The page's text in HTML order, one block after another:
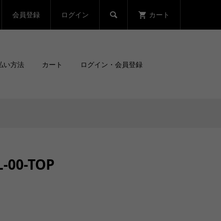
会員登録 ログイン  カート
い方法 カート ログイン・会員登録
00-TOP